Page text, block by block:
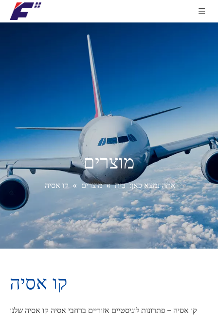
מוצרים
אתה נמצא כאן: בַּיִת » מוצרים » קו אסיה
קו אסיה
קו אסיה – פתרונות לוגיסטיים אזוריים ברחבי אסיה קו אסיה שלנו